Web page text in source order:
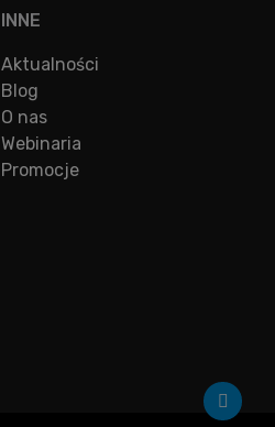
INNE
Aktualności
Blog
O nas
Webinaria
Promocje